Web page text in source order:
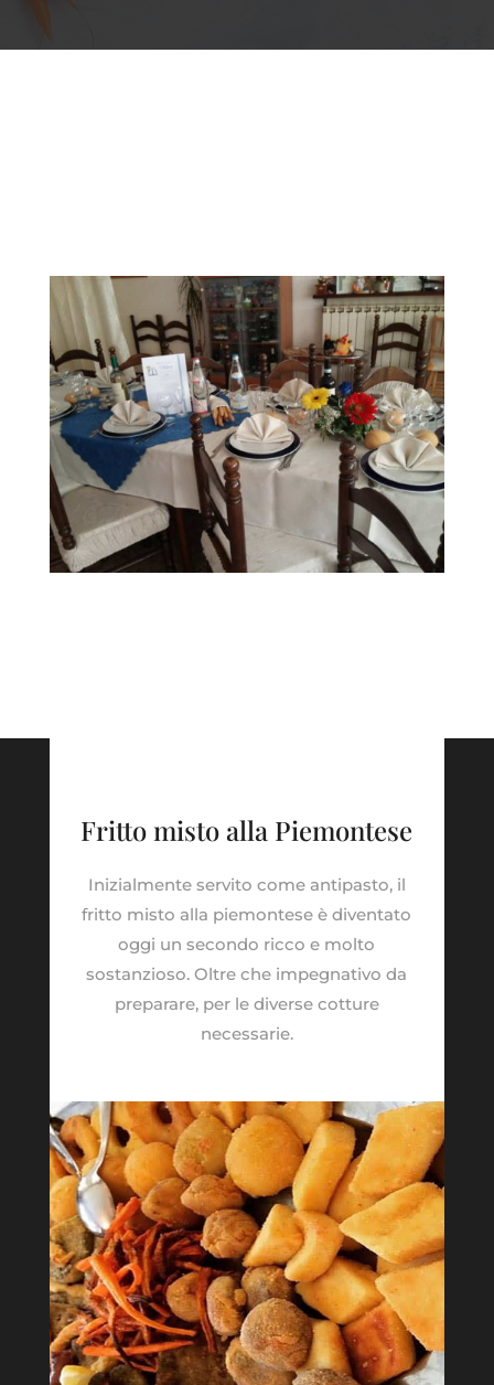
Fritto misto alla Piemontese
Inizialmente servito come antipasto, il
fritto misto alla piemontese è diventato
oggi un secondo ricco e molto
sostanzioso. Oltre che impegnativo da
preparare, per le diverse cotture
necessarie.